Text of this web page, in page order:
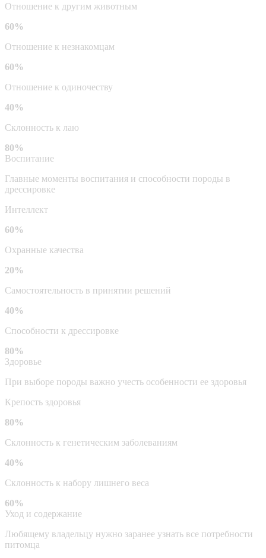
Отношение к другим животным
60%
Отношение к незнакомцам
60%
Отношение к одиночеству
40%
Склонность к лаю
80%
Воспитание
Главные моменты воспитания и способности породы в
дрессировке
Интеллект
60%
Охранные качества
20%
Самостоятельность в принятии решений
40%
Способности к дрессировке
80%
Здоровье
При выборе породы важно учесть особенности ее здоровья
Крепость здоровья
80%
Склонность к генетическим заболеваниям
40%
Склонность к набору лишнего веса
60%
Уход и содержание
Любящему владельцу нужно заранее узнать все потребности
питомца